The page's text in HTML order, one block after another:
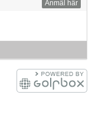
Anmäl här